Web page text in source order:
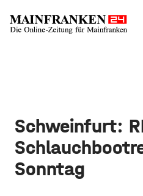
Schweinfurt:
Sonntag